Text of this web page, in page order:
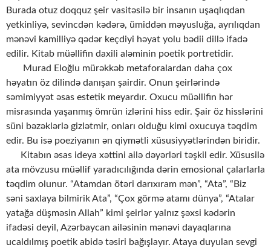
Burada otuz doqquz şeir vasitəsilə bir insanın uşaqlıqdan
yetkinliyə, sevincdən kədərə, ümiddən məyusluğa, ayrılıqdan
mənəvi kamilliyə qədər keçdiyi həyat yolu bədii dillə ifadə
edilir. Kitab müəllifin daxili aləminin poetik portretidir.
Murad Eloğlu mürəkkəb metaforalardan daha çox
həyatın öz dilində danışan şairdir. Onun şeirlərində
səmimiyyət əsas estetik meyardır. Oxucu müəllifin hər
misrasında yaşanmış ömrün izlərini hiss edir. Şair öz hisslərini
süni bəzəklərlə gizlətmir, onları olduğu kimi oxucuya təqdim
edir. Bu isə poeziyanın ən qiymətli xüsusiyyətlərindən biridir.
Kitabın əsas ideya xəttini ailə dəyərləri təşkil edir. Xüsusilə
ata mövzusu müəllif yaradıcılığında dərin emosional çalarlarla
təqdim olunur. “Atamdan ötəri darıxıram mən”, “Ata”, “Biz
səni saxlaya bilmirik Ata”, “Çox görmə atamı dünya”, “Atalar
yatağa düşməsin Allah” kimi şeirlər yalnız şəxsi kədərin
ifadəsi deyil, Azərbaycan ailəsinin mənəvi dayaqlarına
ucaldılmış poetik abidə təsiri bağışlayır. Ataya duyulan sevgi